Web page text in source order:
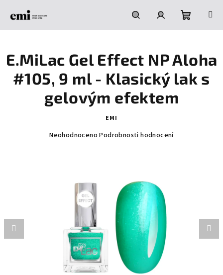
HledatPřihlášeníNákupní
košík
E.MiLac Gel Effect NP Aloha
#105, 9 ml - Klasický lak s
gelovým efektem
EMI
Průměrné
hvězdiček.
Neohodnoceno Podrobnosti hodnocení